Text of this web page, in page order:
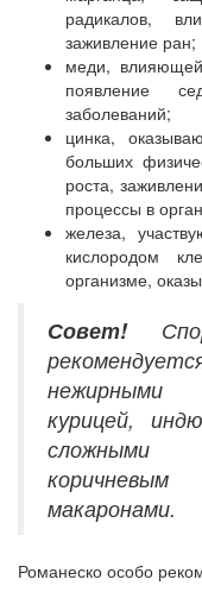
радикалов,
заживление ран;
меди,
появление
заболеваний;
цинка,
больших
роста,
процессы в
железа,
кислородом
организме,
Совет!
нежирными
курицей,
сложными
коричневым
макаронами.
Романеско особо